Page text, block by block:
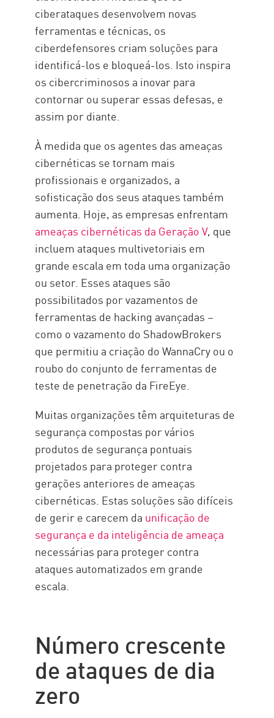
ciberataques desenvolvem novas
ferramentas e técnicas, os
ciberdefensores criam soluções para
identificá-los e bloqueá-los. Isto inspira
os cibercriminosos a inovar para
contornar ou superar essas defesas, e
assim por diante.
À medida que os agentes das ameaças
cibernéticas se tornam mais
profissionais e organizados, a
sofisticação dos seus ataques também
aumenta. Hoje, as empresas enfrentam
ameaças cibernéticas da Geração V, que
incluem ataques multivetoriais em
grande escala em toda uma organização
ou setor. Esses ataques são
possibilitados por vazamentos de
ferramentas de hacking avançadas –
como o vazamento do ShadowBrokers
que permitiu a criação do WannaCry ou o
roubo do conjunto de ferramentas de
teste de penetração da FireEye.
Muitas organizações têm arquiteturas de
segurança compostas por vários
produtos de segurança pontuais
projetados para proteger contra
gerações anteriores de ameaças
cibernéticas. Estas soluções são difíceis
de gerir e carecem da unificação de
segurança e da inteligência de ameaça
necessárias para proteger contra
ataques automatizados em grande
escala.
Número crescente
de ataques de dia
zero